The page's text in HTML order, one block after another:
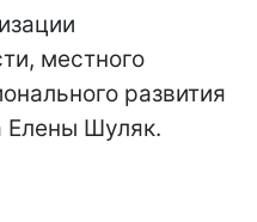
местного
развития
Елены Шуляк.